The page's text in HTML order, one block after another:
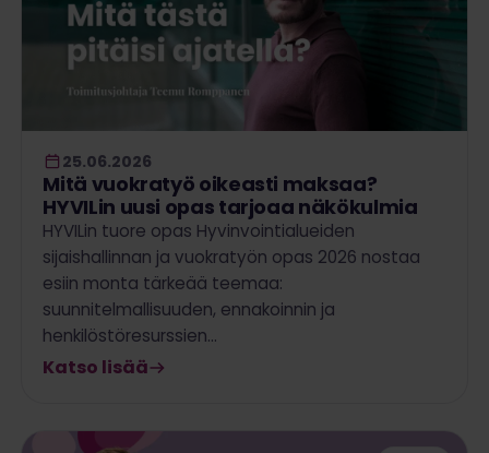
25.06.2026
Mitä vuokratyö oikeasti maksaa?
HYVILin uusi opas tarjoaa näkökulmia
HYVILin tuore opas Hyvinvointialueiden
sijaishallinnan ja vuokratyön opas 2026 nostaa
esiin monta tärkeää teemaa:
suunnitelmallisuuden, ennakoinnin ja
henkilöstöresurssien…
Katso lisää